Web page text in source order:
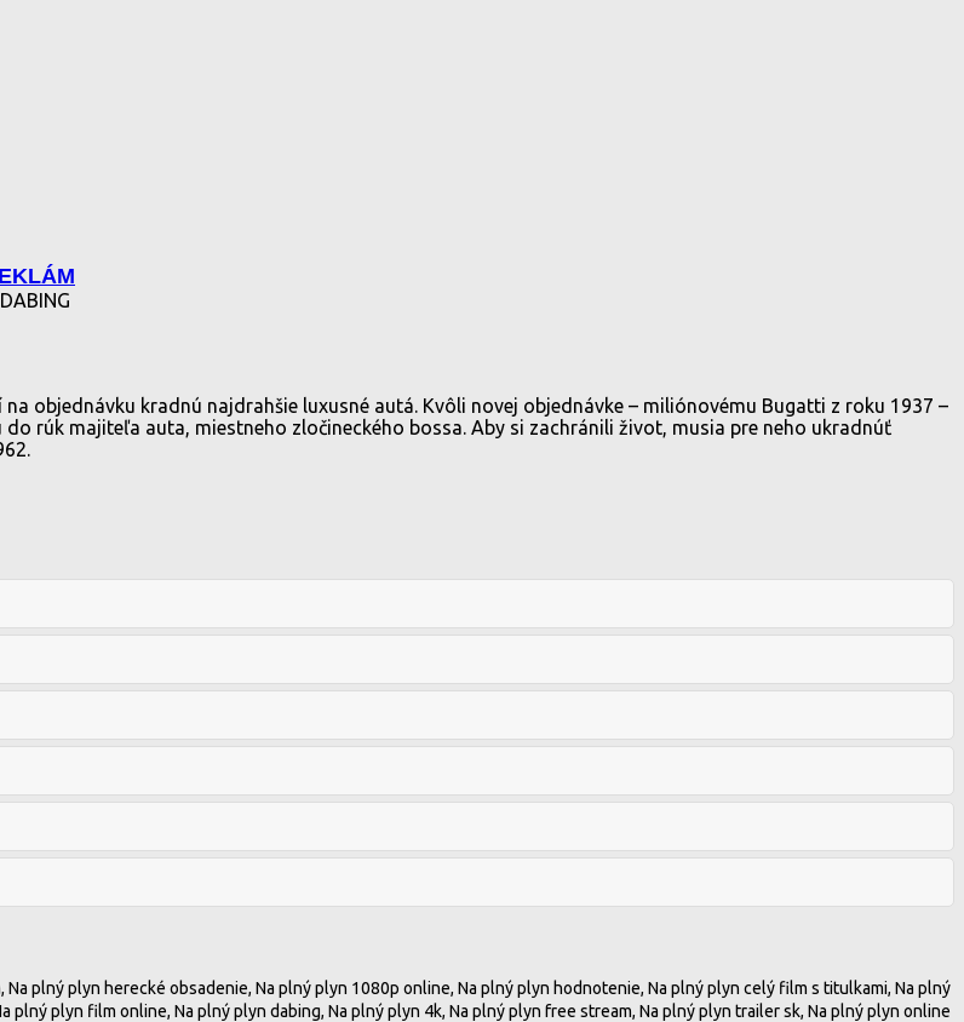
DABING
objednávku kradnú najdrahšie luxusné autá. Kvôli novej objednávke – miliónovému Bugatti z roku 1937 –
rúk majiteľa auta, miestneho zločineckého bossa. Aby si zachránili život, musia pre neho ukradnúť
plný plyn herecké obsadenie, Na plný plyn 1080p online, Na plný plyn hodnotenie, Na plný plyn celý film s titulkami, Na plný
plyn film online, Na plný plyn dabing, Na plný plyn 4k, Na plný plyn free stream, Na plný plyn trailer sk, Na plný plyn online